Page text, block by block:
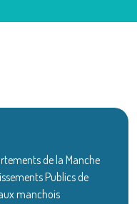
de la Manche
Publics de
manchois